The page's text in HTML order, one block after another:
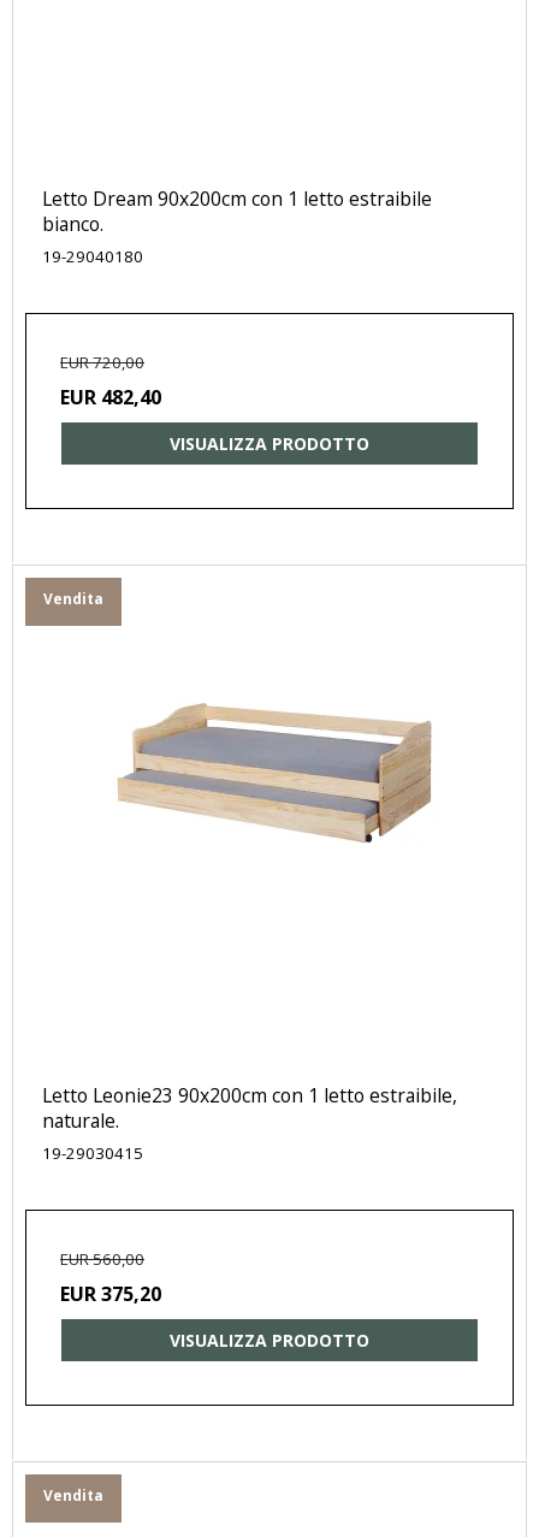
Letto Dream 90x200cm con 1 letto estraibile
bianco.
19-29040180
EUR 720,00
EUR 482,40
VISUALIZZA PRODOTTO
Vendita
Letto Leonie23 90x200cm con 1 letto estraibile,
naturale.
19-29030415
EUR 560,00
EUR 375,20
VISUALIZZA PRODOTTO
Vendita